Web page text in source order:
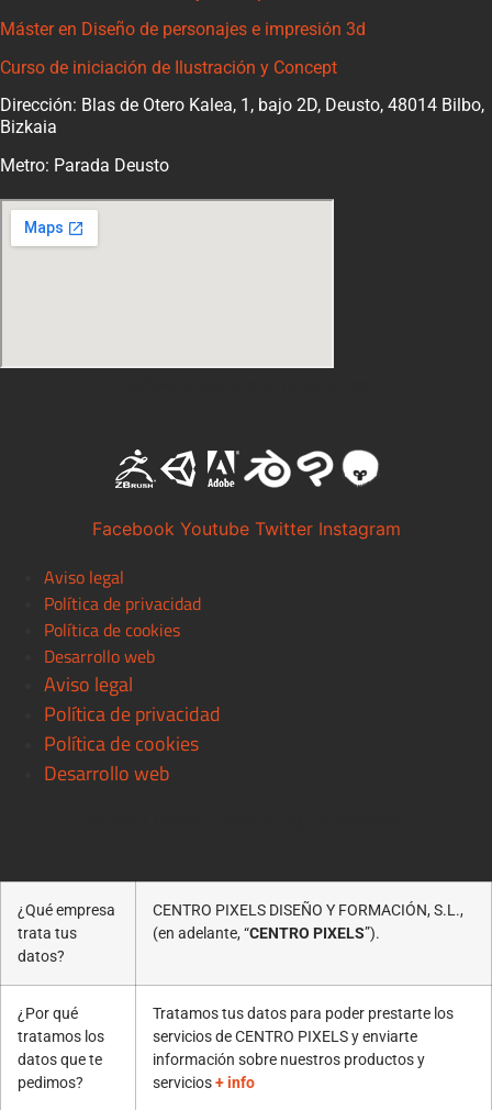
Máster en Diseño de personajes e impresión 3d
Curso de iniciación de Ilustración y Concept
Dirección: Blas de Otero Kalea, 1, bajo 2D, Deusto, 48014 Bilbo,
Bizkaia
Metro: Parada Deusto
Facebook Youtube Twitter Instagram
Aviso legal
Política de privacidad
Política de cookies
Desarrollo web
Aviso legal
Política de privacidad
Política de cookies
Desarrollo web
¿Qué empresa
trata tus
datos?
CENTRO PIXELS DISEÑO Y FORMACIÓN, S.L.,
(en adelante, “CENTRO PIXELS”).
¿Por qué
tratamos los
datos que te
pedimos?
Tratamos tus datos para poder prestarte los
servicios de CENTRO PIXELS y enviarte
información sobre nuestros productos y
servicios+ info